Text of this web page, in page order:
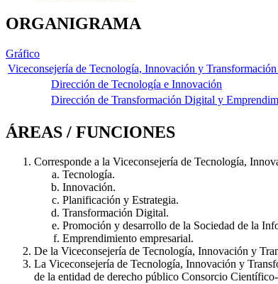
ORGANIGRAMA
Gráfico
Viceconsejería de Tecnología, Innovación y
Dirección de Tecnología e Innovación
Dirección de Transformación Digital y
ÁREAS / FUNCIONES
Corresponde a la Viceconsejería de Tecnología,
Tecnología.
Innovación.
Planificación y Estrategia.
Transformación Digital.
Promoción y desarrollo de la Sociedad de la
Emprendimiento empresarial.
De la Viceconsejería de Tecnología, Innovación y
La Viceconsejería de Tecnología, Innovación y
de la entidad de derecho público Consorcio